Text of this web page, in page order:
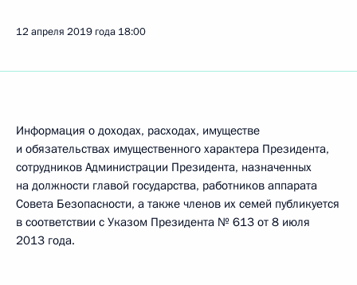
12 апреля 2019 года 18:00
Информация о доходах, расходах, имуществе
и обязательствах имущественного характера Президента,
сотрудников Администрации Президента, назначенных
на должности главой государства, работников аппарата
Совета Безопасности, а также членов их семей публикуется
в соответствии с Указом Президента № 613 от 8 июля
2013 года.